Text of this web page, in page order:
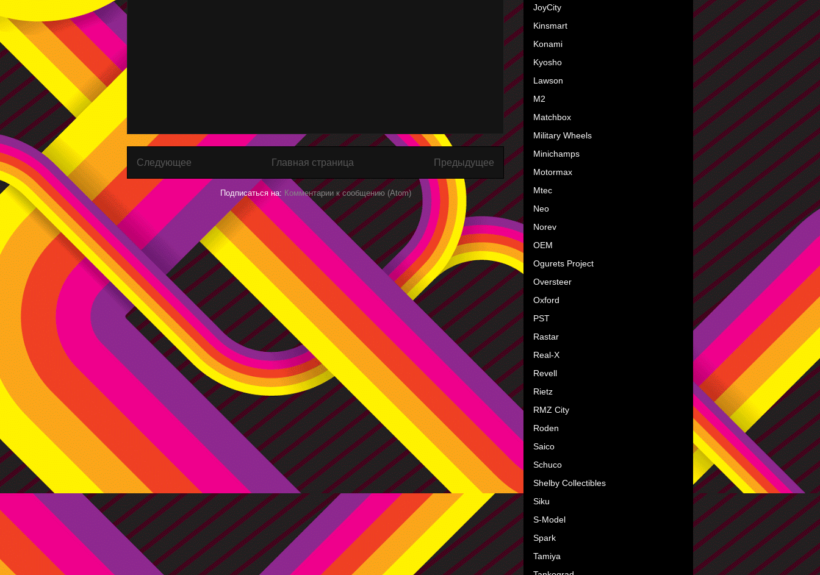
Следующее Предыдущее
Главная страница
Подписаться на: Комментарии к сообщению (Atom)
JoyCity
Kinsmart
Konami
Kyosho
Lawson
M2
Matchbox
Military Wheels
Minichamps
Motormax
Mtec
Neo
Norev
OEM
Ogurets Project
Oversteer
Oxford
PST
Rastar
Real-X
Revell
Rietz
RMZ City
Roden
Saico
Schuco
Shelby Collectibles
Siku
S-Model
Spark
Tamiya